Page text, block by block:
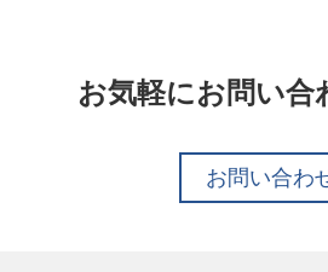
お気軽にお問い合
お問い合わ